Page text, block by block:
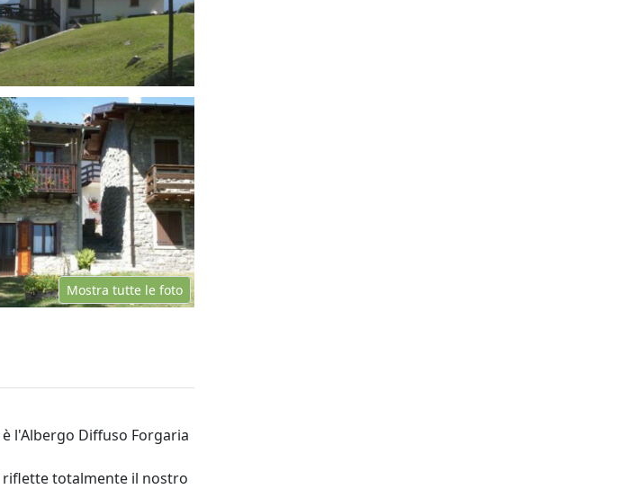
Mostra tutte le foto
l'Albergo Diffuso Forgaria
totalmente il nostro